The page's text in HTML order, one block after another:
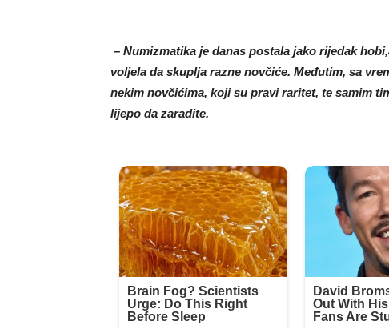
– Numizmatika je danas postala jako rijedak
voljela da skuplja razne novčiće. Međutim, sa
nekim novčićima, koji su pravi raritet, te samim
lijepo da zaradite.